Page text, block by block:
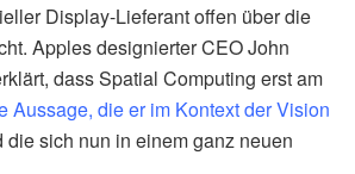
Display-Lieferant offen über die
Apples designierter CEO John
dass Spatial Computing erst am
Aussage, die er im Kontext der Vision
die sich nun in einem ganz neuen